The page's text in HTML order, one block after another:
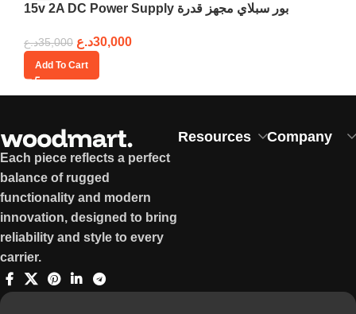
15v 2A DC Power Supply بور سبلاي مجهز قدرة
35,000د.ع 30,000د.ع
Add To Cart
Each piece reflects a perfect
balance of rugged
functionality and modern
innovation, designed to bring
reliability and style to every
carrier.
Resources Company